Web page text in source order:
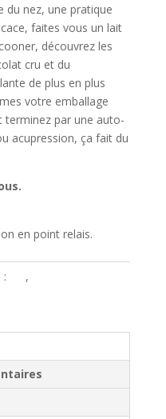
du nez, une pratique
faites vous un lait
découvrez les
cru et du
de plus en plus
votre emballage
terminez par une auto-
acupression, ça fait du
en point relais.
: ,